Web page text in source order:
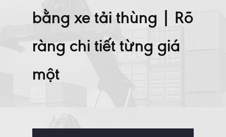
bằng xe tải thùng | Rõ
ràng chi tiết từng giá
một